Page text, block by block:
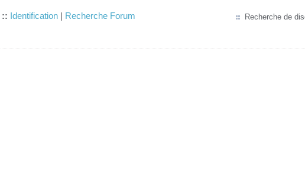
:: Identification | Recherche Forum Recherche de